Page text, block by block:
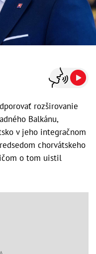
rozširovanie
Balkánu,
v jeho integračnom
chorvátskeho
o tom uistil